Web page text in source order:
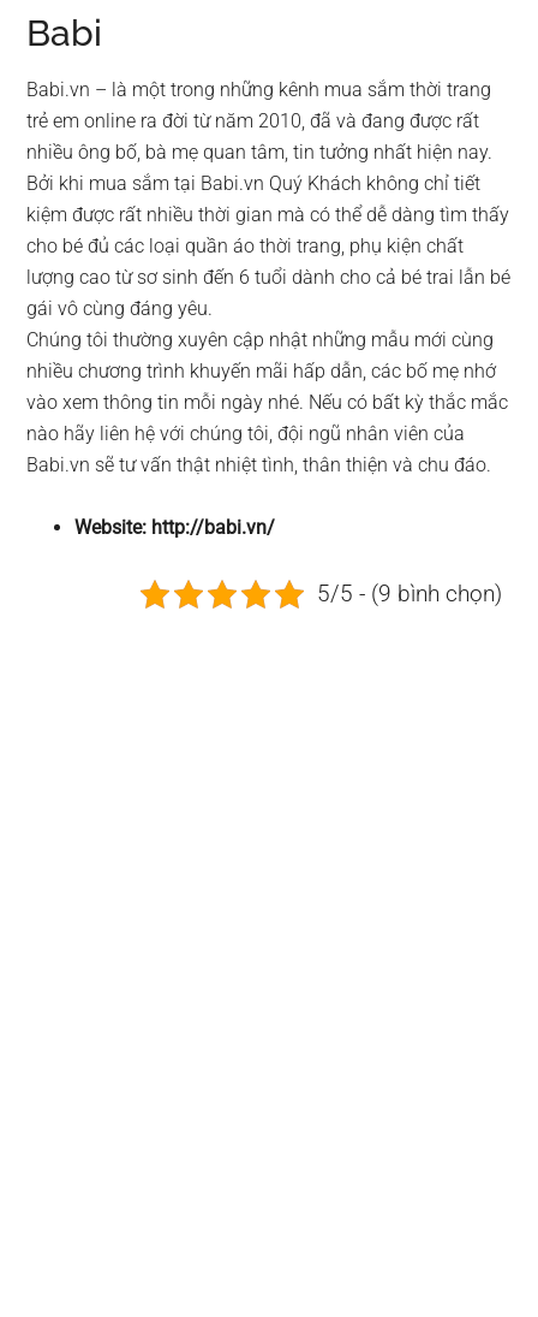
Babi
Babi.vn – là một trong những kênh mua sắm thời trang
trẻ em online ra đời từ năm 2010, đã và đang được rất
nhiều ông bố, bà mẹ quan tâm, tin tưởng nhất hiện nay.
Bởi khi mua sắm tại Babi.vn Quý Khách không chỉ tiết
kiệm được rất nhiều thời gian mà có thể dễ dàng tìm thấy
cho bé đủ các loại quần áo thời trang, phụ kiện chất
lượng cao từ sơ sinh đến 6 tuổi dành cho cả bé trai lẫn bé
gái vô cùng đáng yêu.
Chúng tôi thường xuyên cập nhật những mẫu mới cùng
nhiều chương trình khuyến mãi hấp dẫn, các bố mẹ nhớ
vào xem thông tin mỗi ngày nhé. Nếu có bất kỳ thắc mắc
nào hãy liên hệ với chúng tôi, đội ngũ nhân viên của
Babi.vn sẽ tư vấn thật nhiệt tình, thân thiện và chu đáo.
Website: http://babi.vn/
5/5 - (9 bình chọn)